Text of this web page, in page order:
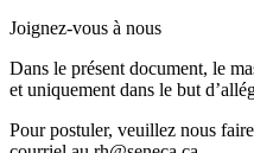
Joignez-vous à nous
Dans le présent document, le
et uniquement dans le but
Pour postuler, veuillez nous